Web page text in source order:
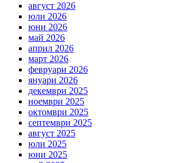
август 2026
юли 2026
юни 2026
май 2026
април 2026
март 2026
февруари 2026
януари 2026
декември 2025
ноември 2025
октомври 2025
септември 2025
август 2025
юли 2025
юни 2025